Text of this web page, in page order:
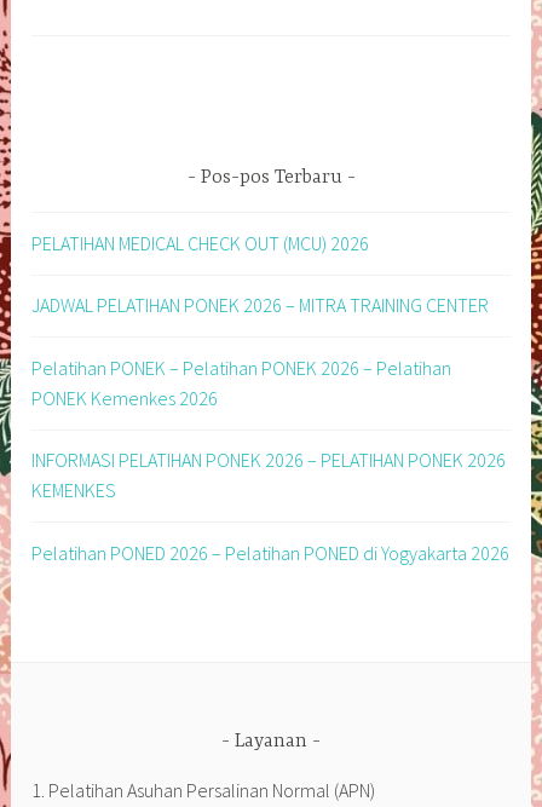
Pos-pos Terbaru
PELATIHAN MEDICAL CHECK OUT (MCU) 2026
JADWAL PELATIHAN PONEK 2026 – MITRA TRAINING CENTER
Pelatihan PONEK – Pelatihan PONEK 2026 – Pelatihan
PONEK Kemenkes 2026
INFORMASI PELATIHAN PONEK 2026 – PELATIHAN PONEK 2026
KEMENKES
Pelatihan PONED 2026 – Pelatihan PONED di Yogyakarta 2026
Layanan
1. Pelatihan Asuhan Persalinan Normal (APN)